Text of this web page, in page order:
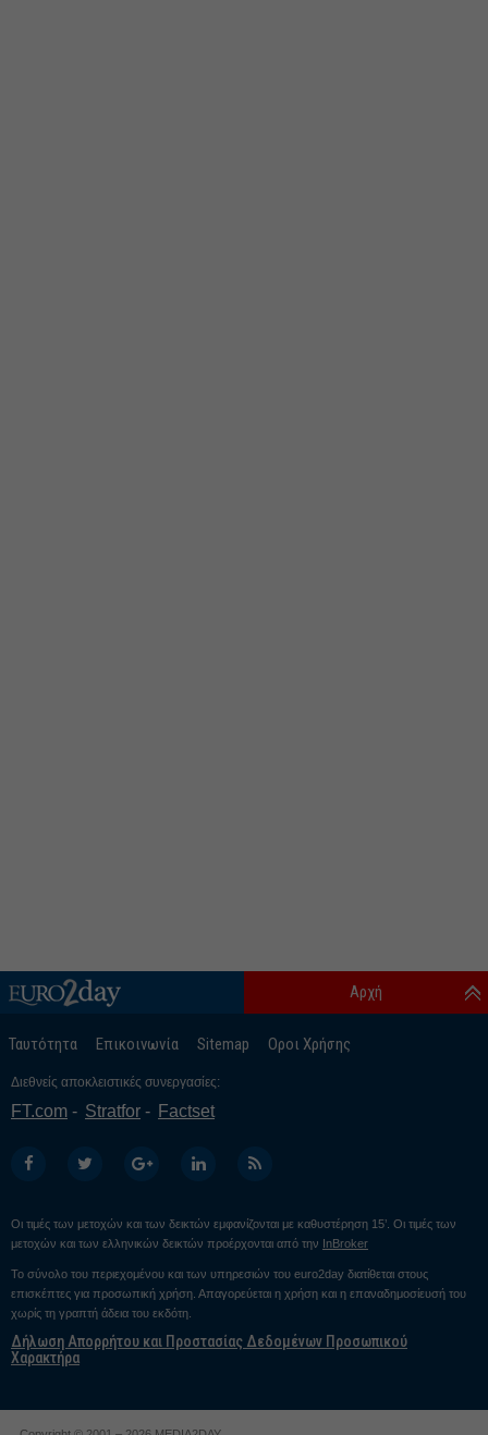
Ταυτότητα Επικοινωνία Sitemap Οροι Χρήσης
Αρχή
Διεθνείς αποκλειστικές συνεργασίες:
FT.com Stratfor Factset
Οι τιμές των μετοχών και των δεικτών εμφανίζονται με καθυστέρηση 15’. Οι τιμές των
μετοχών και των ελληνικών δεικτών προέρχονται από την InBroker
Το σύνολο του περιεχομένου και των υπηρεσιών του euro2day διατίθεται στους
επισκέπτες για προσωπική χρήση. Απαγορεύεται η χρήση και η επαναδημοσίευσή του
χωρίς τη γραπτή άδεια του εκδότη.
Δήλωση Απορρήτου και Προστασίας Δεδομένων Προσωπικού
Χαρακτήρα